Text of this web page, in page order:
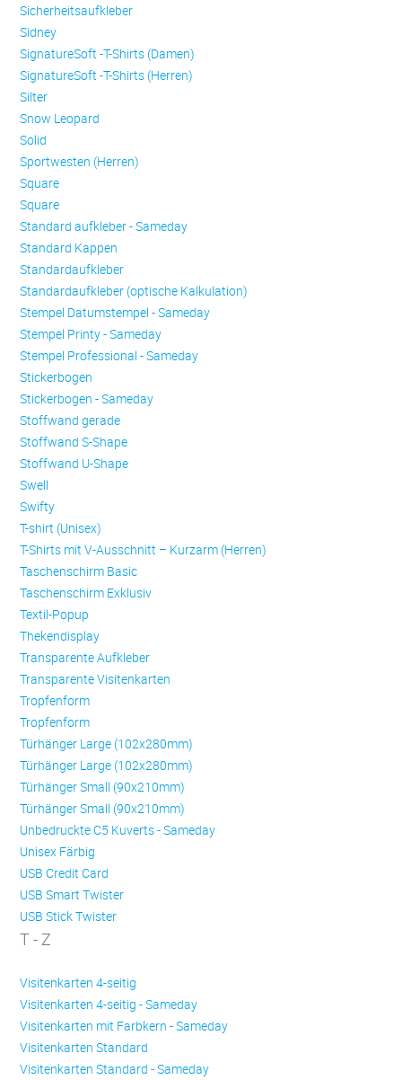
Sicherheitsaufkleber
Sidney
SignatureSoft -T-Shirts (Damen)
SignatureSoft -T-Shirts (Herren)
Silter
Snow Leopard
Solid
Sportwesten (Herren)
Square
Square
Standard aufkleber - Sameday
Standard Kappen
Standardaufkleber
Standardaufkleber (optische Kalkulation)
Stempel Datumstempel - Sameday
Stempel Printy - Sameday
Stempel Professional - Sameday
Stickerbogen
Stickerbogen - Sameday
Stoffwand gerade
Stoffwand S-Shape
Stoffwand U-Shape
Swell
Swifty
T-shirt (Unisex)
T-Shirts mit V-Ausschnitt – Kurzarm (Herren)
Taschenschirm Basic
Taschenschirm Exklusiv
Textil-Popup
Thekendisplay
Transparente Aufkleber
Transparente Visitenkarten
Trop­fen­form
Trop­fen­form
Türhänger Large (102x280mm)
Türhänger Large (102x280mm)
Türhänger Small (90x210mm)
Türhänger Small (90x210mm)
Unbedruckte C5 Kuverts - Sameday
Unisex Färbig
USB Credit Card
USB Smart Twister
USB Stick Twister
T - Z
Visitenkarten 4-seitig
Visitenkarten 4-seitig - Sameday
Visitenkarten mit Farbkern - Sameday
Visitenkarten Standard
Visitenkarten Standard - Sameday